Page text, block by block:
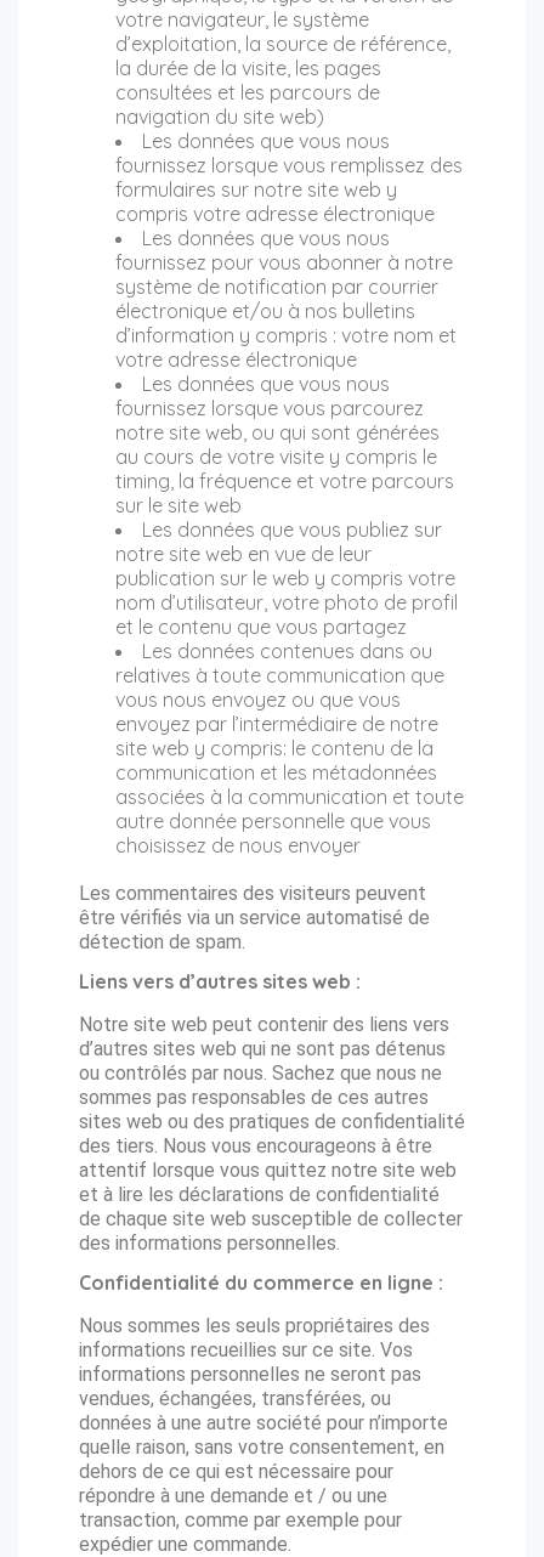
votre navigateur, le système
d’exploitation, la source de référence,
la durée de la visite, les pages
consultées et les parcours de
navigation du site web)
Les données que vous nous
fournissez lorsque vous remplissez des
formulaires sur notre site web y
compris votre adresse électronique
Les données que vous nous
fournissez pour vous abonner à notre
système de notification par courrier
électronique et/ou à nos bulletins
d’information y compris : votre nom et
votre adresse électronique
Les données que vous nous
fournissez lorsque vous parcourez
notre site web, ou qui sont générées
au cours de votre visite y compris le
timing, la fréquence et votre parcours
sur le site web
Les données que vous publiez sur
notre site web en vue de leur
publication sur le web y compris votre
nom d’utilisateur, votre photo de profil
et le contenu que vous partagez
Les données contenues dans ou
relatives à toute communication que
vous nous envoyez ou que vous
envoyez par l’intermédiaire de notre
site web y compris: le contenu de la
communication et les métadonnées
associées à la communication et toute
autre donnée personnelle que vous
choisissez de nous envoyer
Les commentaires des visiteurs peuvent
être vérifiés via un service automatisé de
détection de spam.
Liens vers d’autres sites web :
Notre site web peut contenir des liens vers
d’autres sites web qui ne sont pas détenus
ou contrôlés par nous. Sachez que nous ne
sommes pas responsables de ces autres
sites web ou des pratiques de confidentialité
des tiers. Nous vous encourageons à être
attentif lorsque vous quittez notre site web
et à lire les déclarations de confidentialité
de chaque site web susceptible de collecter
des informations personnelles.
Confidentialité du commerce en ligne :
Nous sommes les seuls propriétaires des
informations recueillies sur ce site. Vos
informations personnelles ne seront pas
vendues, échangées, transférées, ou
données à une autre société pour n’importe
quelle raison, sans votre consentement, en
dehors de ce qui est nécessaire pour
répondre à une demande et / ou une
transaction, comme par exemple pour
expédier une commande.